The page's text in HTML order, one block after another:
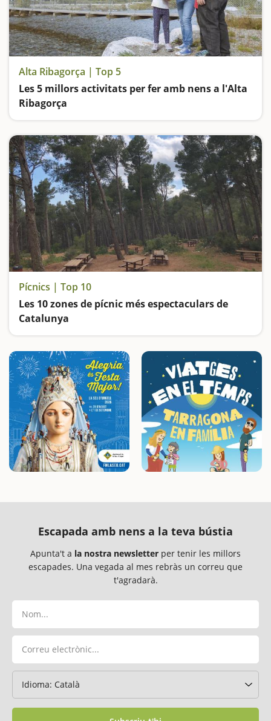
Alta Ribagorça | Top 5
Les 5 millors activitats per fer amb nens a l'Alta
Ribagorça
Pícnics | Top 10
Les 10 zones de pícnic més espectaculars de
Catalunya
Escapada amb nens a la teva bústia
Apunta't a la nostra newsletter per tenir les millors
escapades. Una vegada al mes rebràs un correu que
t'agradarà.